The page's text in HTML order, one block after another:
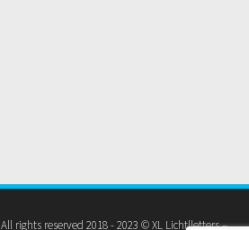
All rights reserved 2018 - 2023 © XL Lichtlletters –